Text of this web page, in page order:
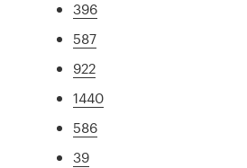
396
587
922
1440
586
39